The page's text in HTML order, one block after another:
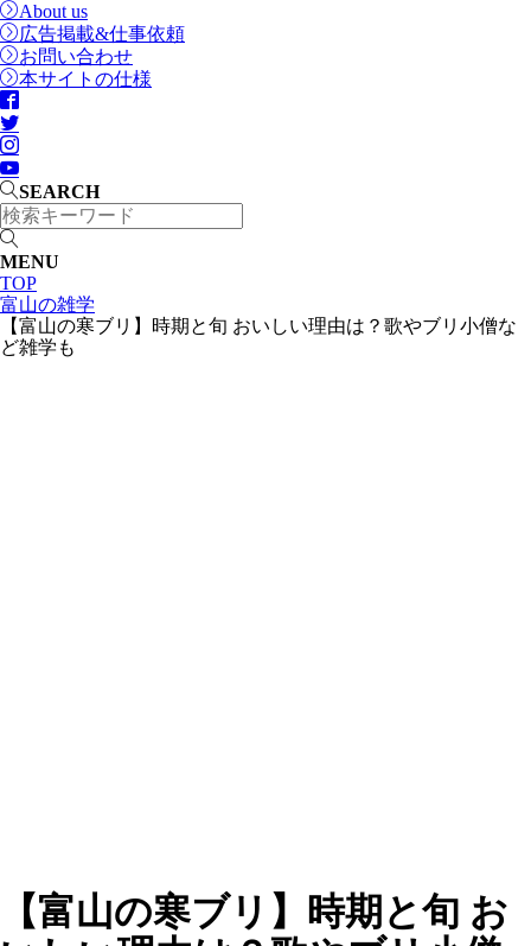
About us
広告掲載&仕事依頼
お問い合わせ
本サイトの仕様
SEARCH
MENU
TOP
富山の雑学
【富山の寒ブリ】時期と旬 おいしい理由は？歌やブリ小僧な
ど雑学も
【富山の寒ブリ】時期と旬 お